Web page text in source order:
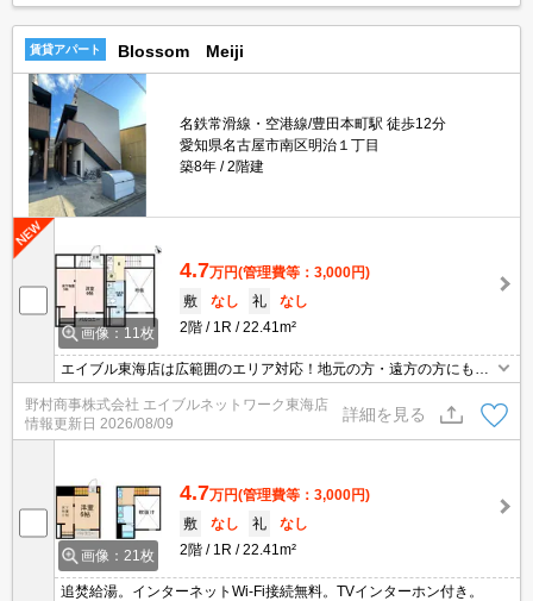
賃貸アパート Blossom Meiji
名鉄常滑線・空港線/豊田本町駅 徒歩12分
愛知県名古屋市南区明治１丁目
築8年
2階建
画像：11枚
4.7万円(管理費等：3,000円)
敷
なし 礼
なし
2階
1R 22.41m²
エイブル東海店は広範囲のエリア対応！地元の方・遠方の方にも公
平な視点で提案♪見るだけ・オンライン可！
野村商事株式会社 エイブルネットワーク東海店
情報更新日 2026/08/09
詳細を見る
画像：21枚
4.7万円(管理費等：3,000円)
敷
なし 礼
なし
2階
1R 22.41m²
追焚給湯。インターネットWi-Fi接続無料。TVインターホン付き。